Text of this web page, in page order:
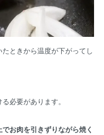
ときから温度が下がってし
必要があります。
お肉を引きずりながら焼く